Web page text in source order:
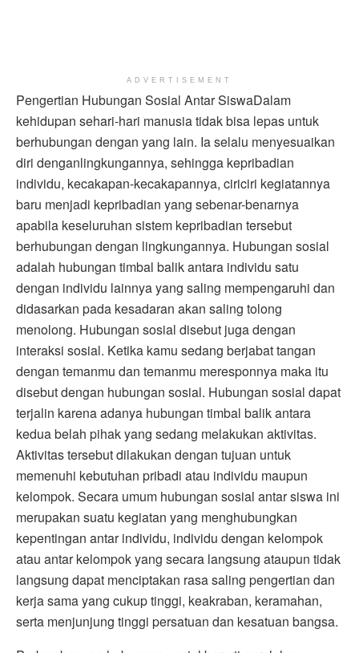
ADVERTISEMENT
Pengertian Hubungan Sosial Antar SiswaDalam
kehidupan sehari-hari manusia tidak bisa lepas untuk
berhubungan dengan yang lain. Ia selalu menyesuaikan
diri denganlingkungannya, sehingga kepribadian
individu, kecakapan-kecakapannya, ciriciri kegiatannya
baru menjadi kepribadian yang sebenar-benarnya
apabila keseluruhan sistem kepribadian tersebut
berhubungan dengan lingkungannya. Hubungan sosial
adalah hubungan timbal balik antara individu satu
dengan individu lainnya yang saling mempengaruhi dan
didasarkan pada kesadaran akan saling tolong
menolong. Hubungan sosial disebut juga dengan
interaksi sosial. Ketika kamu sedang berjabat tangan
dengan temanmu dan temanmu meresponnya maka itu
disebut dengan hubungan sosial. Hubungan sosial dapat
terjalin karena adanya hubungan timbal balik antara
kedua belah pihak yang sedang melakukan aktivitas.
Aktivitas tersebut dilakukan dengan tujuan untuk
memenuhi kebutuhan pribadi atau individu maupun
kelompok. Secara umum hubungan sosial antar siswa ini
merupakan suatu kegiatan yang menghubungkan
kepentingan antar individu, individu dengan kelompok
atau antar kelompok yang secara langsung ataupun tidak
langsung dapat menciptakan rasa saling pengertian dan
kerja sama yang cukup tinggi, keakraban, keramahan,
serta menjunjung tinggi persatuan dan kesatuan bangsa.